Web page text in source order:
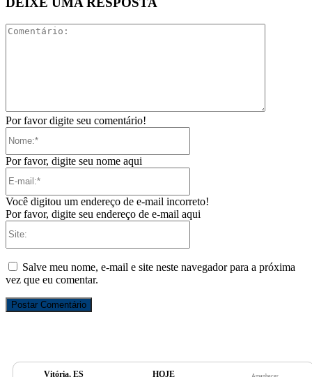
Por favor digite seu comentário!
Por favor, digite seu nome aqui
Você digitou um endereço de e-mail incorreto!
Por favor, digite seu endereço de e-mail aqui
Salve meu nome, e-mail e site neste navegador para a próxima
vez que eu comentar.
Vitória, ES HOJE Amanhecer